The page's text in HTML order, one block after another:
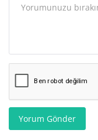
Yorum Gönder